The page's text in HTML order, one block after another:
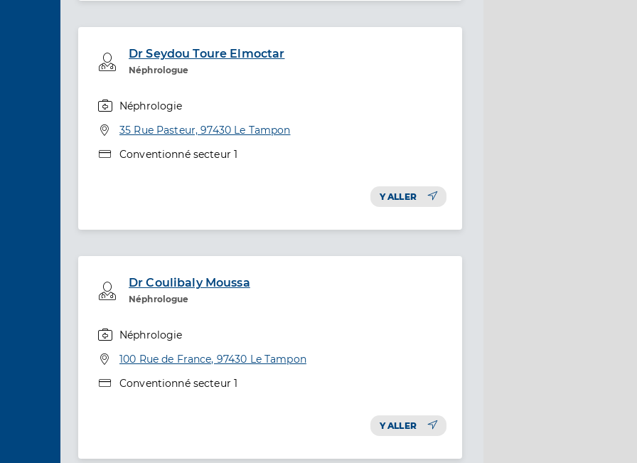
Dr Seydou Toure Elmoctar
Néphrologue
Professionel de santé
Néphrologie
Adresse
35 Rue Pasteur, 97430 Le Tampon
Type de convention
Conventionné secteur 1
Y ALLER
Dr Coulibaly Moussa
Néphrologue
Professionel de santé
Néphrologie
Adresse
100 Rue de France, 97430 Le Tampon
Type de convention
Conventionné secteur 1
Y ALLER